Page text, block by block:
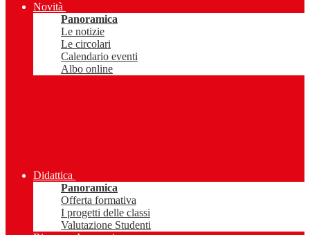
Novità
Panoramica
Le notizie
Le circolari
Calendario eventi
Albo online
Didattica
Panoramica
Offerta formativa
I progetti delle classi
Valutazione Studenti